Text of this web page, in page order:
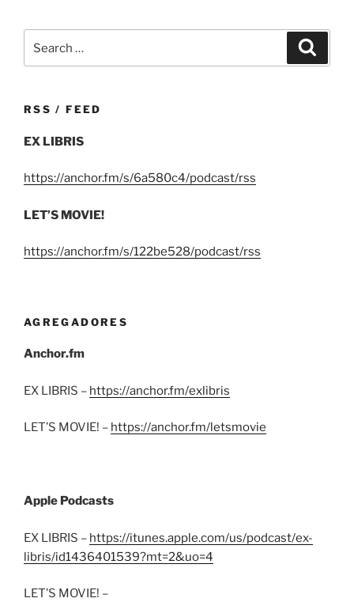
for:
RSS / FEED
EX LIBRIS
https://anchor.fm/s/6a580c4/podcast/rss
LET’S MOVIE!
https://anchor.fm/s/122be528/podcast/rss
AGREGADORES
Anchor.fm
EX LIBRIS – https://anchor.fm/exlibris
LET’S MOVIE! – https://anchor.fm/letsmovie
Apple Podcasts
EX LIBRIS – https://itunes.apple.com/us/podcast/ex-
libris/id1436401539?mt=2&uo=4
LET’S MOVIE! –